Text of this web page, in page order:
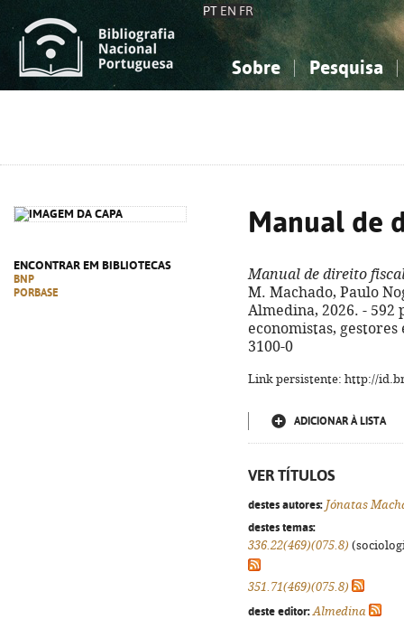
PT EN FR
Sobre Pesquisa
ENCONTRAR EM BIBLIOTECAS
BNP
PORBASE
Manual de
Manual de direito
M. Machado, Paulo
Almedina, 2026. - 592
economistas, gestores
3100-0
Link persistente: http://
ADICIONAR À LISTA
VER TÍTULOS
destes autores: Jónatas
destes temas:
336.22(469)(075.8)
351.71(469)(075.8)
deste editor: Almedina